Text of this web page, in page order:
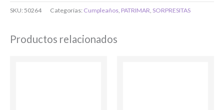
SKU: 50264 Categorías: Cumpleaños PATRIMAR SORPRESITAS
Productos relacionados
O completa el Formulario de registro